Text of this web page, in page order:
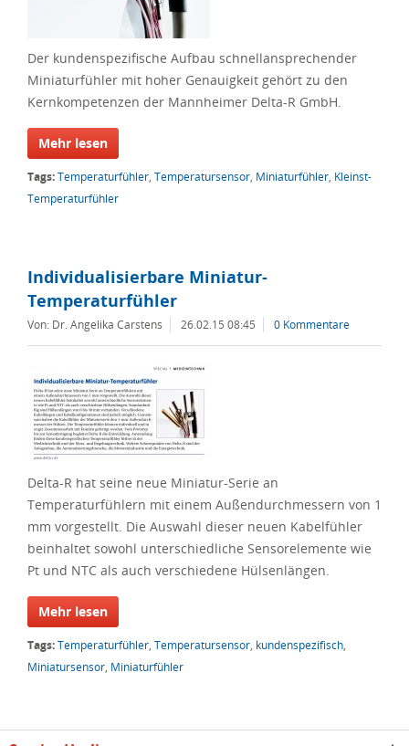
Der kundenspezifische Aufbau schnellansprechender
Miniaturfühler mit hoher Genauigkeit gehört zu den
Kernkompetenzen der Mannheimer Delta-R GmbH.
Mehr lesen
Tags:Temperaturfühler, Temperatursensor, Miniaturfühler, Kleinst-
Temperaturfühler
Individualisierbare Miniatur-
Temperaturfühler
Von: Dr. Angelika Carstens 26.02.15 08:45 0 Kommentare
Delta-R hat seine neue Miniatur-Serie an
Temperaturfühlern mit einem Außendurchmessern von 1
mm vorgestellt. Die Auswahl dieser neuen Kabelfühler
beinhaltet sowohl unterschiedliche Sensorelemente wie
Pt und NTC als auch verschiedene Hülsenlängen.
Mehr lesen
Tags:Temperaturfühler, Temperatursensor, kundenspezifisch,
Miniatursensor, Miniaturfühler